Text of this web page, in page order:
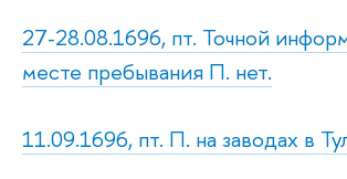
27-28.08.1696, пт. Точной
месте пребывания П. нет.
11.09.1696, пт. П. на заводах в